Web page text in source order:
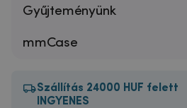
Gyűjteményünk
mmCase
Szállítás 24000 HUF felett
INGYENES